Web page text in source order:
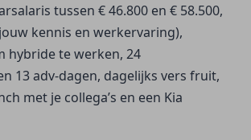
tussen € 46.800 en € 58.500,
kennis en werkervaring),
hybride te werken, 24
13 adv-dagen, dagelijks vers fruit,
met je collega’s en een Kia